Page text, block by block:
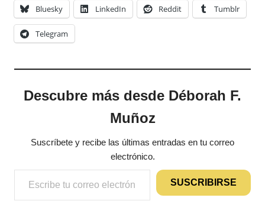
Bluesky LinkedIn Reddit Tumblr
Telegram
Descubre más desde Déborah F.
Muñoz
Suscríbete y recibe las últimas entradas en tu correo
electrónico.
Escribe tu correo electrónico…
SUSCRIBIRSE